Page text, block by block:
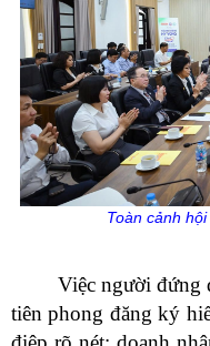
Toàn cảnh
Việc người đứng
tiên phong đăng ký